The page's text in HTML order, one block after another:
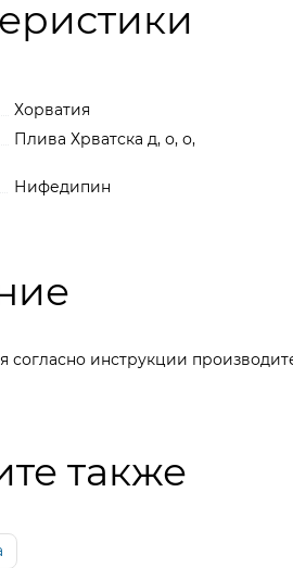
Хорватия
Плива Хрватска д, о, о,
Нифедипин
согласно инструкции
также